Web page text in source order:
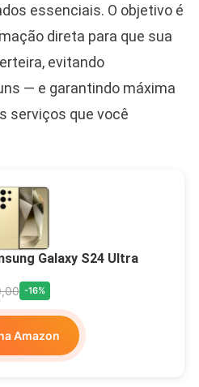
essenciais. O objetivo é
direta para que sua
evitando
— e garantindo máxima
serviços que você
Galaxy S24 Ultra
-16%
Amazon